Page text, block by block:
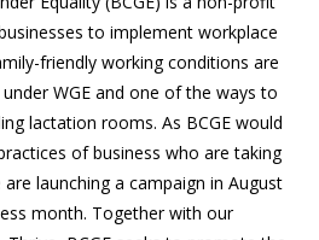
to implement workplace
friendly working conditions are
WGE and one of the ways to
lactation rooms. As BCGE would
of business who are taking
launching a campaign in August
month. Together with our